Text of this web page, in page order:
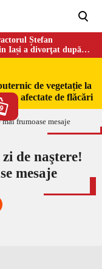
Ștefan
Iași a divorţat după
de vegetație la
afectate de flăcări
9
de naştere!
mesaje